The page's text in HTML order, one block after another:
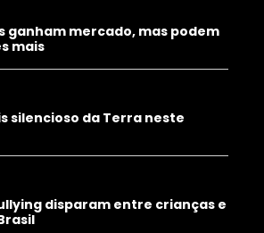
ganham mercado, mas podem
mais
silencioso da Terra neste
disparam entre crianças e